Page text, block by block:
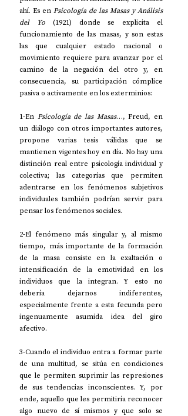
ahí. Es en Psicología de las Masas y Análisis
del Yo (1921) donde se explicita el
funcionamiento de las masas, y son estas
las que cualquier estado nacional o
movimiento requiere para avanzar por el
camino de la negación del otro y, en
consecuencia, su participación cómplice
pasiva o activamente en los exterminios:
1-En Psicología de las Masas…, Freud, en
un diálogo con otros importantes autores,
propone varias tesis válidas que se
mantienen vigentes hoy en día. No hay una
distinción real entre psicología individual y
colectiva; las categorías que permiten
adentrarse en los fenómenos subjetivos
individuales también podrían servir para
pensar los fenómenos sociales.
2-El fenómeno más singular y, al mismo
tiempo, más importante de la formación
de la masa consiste en la exaltación o
intensificación de la emotividad en los
individuos que la integran. Y esto no
debería dejarnos indiferentes,
especialmente frente a esta fecunda pero
ingenuamente asumida idea del giro
afectivo.
3-Cuando el individuo entra a formar parte
de una multitud, se sitúa en condiciones
que le permiten suprimir las represiones
de sus tendencias inconscientes. Y, por
ende, aquello que les permitiría reconocer
algo nuevo de sí mismos y que solo se